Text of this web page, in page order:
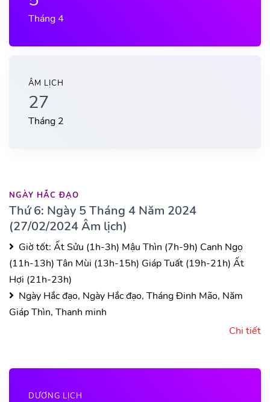
Tháng 4
ÂM LỊCH
27
Tháng 2
NGÀY HẮC ĐẠO
Thứ 6: Ngày 5 Tháng 4 Năm 2024
(27/02/2024 Âm lịch)
Giờ tốt: Ất Sửu (1h-3h) Mậu Thìn (7h-9h) Canh Ngọ
(11h-13h) Tân Mùi (13h-15h) Giáp Tuất (19h-21h) Ất
Hợi (21h-23h)
Ngày Hắc đạo, Ngày Hắc đạo, Tháng Đinh Mão, Năm
Giáp Thìn, Thanh minh
Chi tiết
DƯƠNG LỊCH